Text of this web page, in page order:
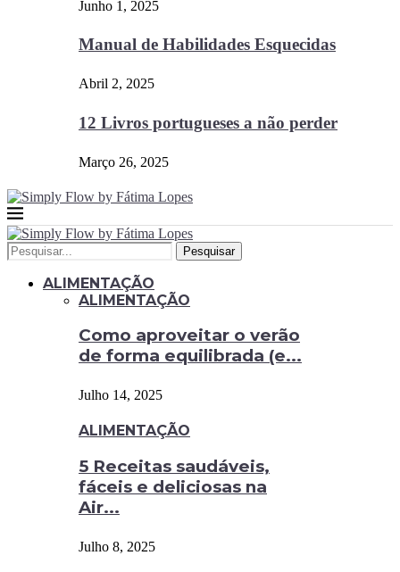
Junho 1, 2025
Manual de Habilidades Esquecidas
Abril 2, 2025
12 Livros portugueses a não perder
Março 26, 2025
Pesquisar
ALIMENTAÇÃO
ALIMENTAÇÃO
Como aproveitar o verão
de forma equilibrada (e...
Julho 14, 2025
ALIMENTAÇÃO
5 Receitas saudáveis,
fáceis e deliciosas na
Air...
Julho 8, 2025